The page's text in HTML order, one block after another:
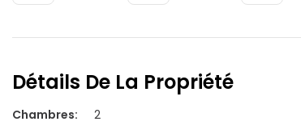
Détails De La Propriété
Chambres: 2